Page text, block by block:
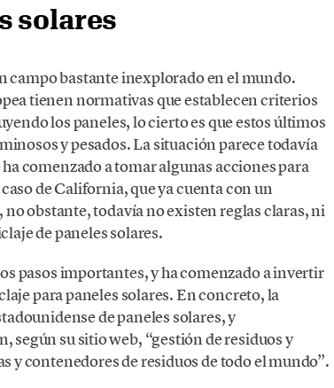
solares
campo bastante inexplorado en el mundo.
tienen normativas que establecen criterios
los paneles, lo cierto es que estos últimos
y pesados. La situación parece todavía
comenzado a tomar algunas acciones para
de California, que ya cuenta con un
obstante, todavía no existen reglas claras, ni
de paneles solares.
pasos importantes, y ha comenzado a invertir
para paneles solares. En concreto, la
de paneles solares, y
según su sitio web, “gestión de residuos y
y contenedores de residuos de todo el mundo”.